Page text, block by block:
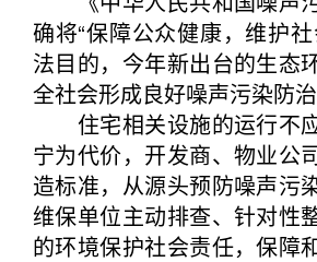
确将“保障公众健康，维护
法目的，今年新出台的生态
全社会形成良好噪声污染防治
住宅相关设施的运行不
宁为代价，开发商、物业公
造标准，从源头预防噪声污
维保单位主动排查、针对性
的环境保护社会责任，保障